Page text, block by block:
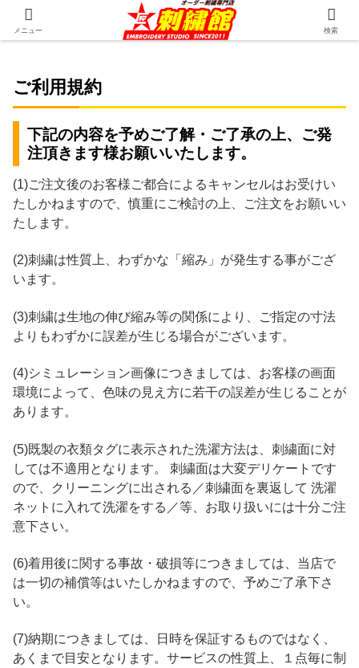
ご注文方法 ご利用規約
ご利用規約
下記の内容を予めご了解・ご了承の上、ご発
注頂きます様お願いいたします。
(1)ご注文後のお客様ご都合によるキャンセルはお受けい
たしかねますので、慎重にご検討の上、ご注文をお願いい
たします。
(2)刺繍は性質上、わずかな「縮み」が発生する事がござ
います。
(3)刺繍は生地の伸び縮み等の関係により、ご指定の寸法
よりもわずかに誤差が生じる場合がございます。
(4)シミュレーション画像につきましては、お客様の画面
環境によって、色味の見え方に若干の誤差が生じることが
あります。
(5)既製の衣類タグに表示された洗濯方法は、刺繍面に対
しては不適用となります。 刺繍面は大変デリケートです
ので、クリーニングに出される／刺繍面を裏返して 洗濯
ネットに入れて洗濯をする／等、お取り扱いには十分ご注
意下さい。
(6)着用後に関する事故・破損等につきましては、当店で
は一切の補償等はいたしかねますので、予めご了承下さ
い。
(7)納期につきましては、日時を保証するものではなく、
あくまで目安となります。サービスの性質上、１点毎に制
メニュー 検索